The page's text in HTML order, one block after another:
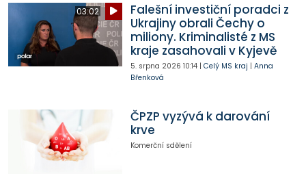
03:02
Falešní investiční poradci z
Ukrajiny obrali Čechy o
miliony. Kriminalisté z MS
kraje zasahovali v Kyjevě
5. srpna 2026 10:14| Celý MS kraj | Anna
Břenková
ČPZP vyzývá k darování
krve
Komerční sdělení